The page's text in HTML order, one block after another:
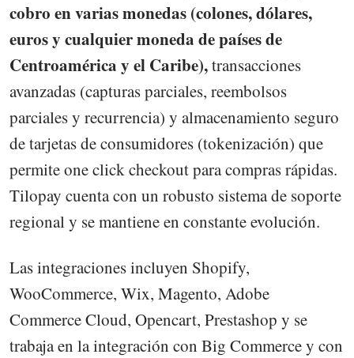
cobro en varias monedas (colones, dólares,
euros y cualquier moneda de países de
Centroamérica y el Caribe),transacciones
avanzadas (capturas parciales, reembolsos
parciales y recurrencia) y almacenamiento seguro
de tarjetas de consumidores (tokenización) que
permite one click checkout para compras rápidas.
Tilopay cuenta con un robusto sistema de soporte
regional y se mantiene en constante evolución.
Las integraciones incluyen Shopify,
WooCommerce, Wix, Magento, Adobe
Commerce Cloud, Opencart, Prestashop y se
trabaja en la integración con Big Commerce y con